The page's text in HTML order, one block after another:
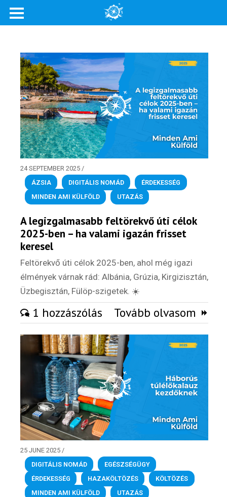
24 SEPTEMBER 2025 /
ÁZSIA
, DIGITÁLIS NOMÁD , ÉRDEKESSÉG
MINDEN AMI KÜLFÖLD
, UTAZÁS
A legizgalmasabb feltörekvő úti célok
2025-ben – ha valami igazán frisset
keresel
Feltörekvő úti célok 2025-ben, ahol még igazi
élmények várnak rád: Albánia, Grúzia, Kirgizisztán,
Üzbegisztán, Fülöp-szigetek. ☀️
1 hozzászólás Tovább olvasom
25 JUNE 2025 /
DIGITÁLIS NOMÁD
, EGÉSZSÉGÜGY
ÉRDEKESSÉG
, HAZAKÖLTÖZÉS , KÖLTÖZÉS
MINDEN AMI KÜLFÖLD
, UTAZÁS